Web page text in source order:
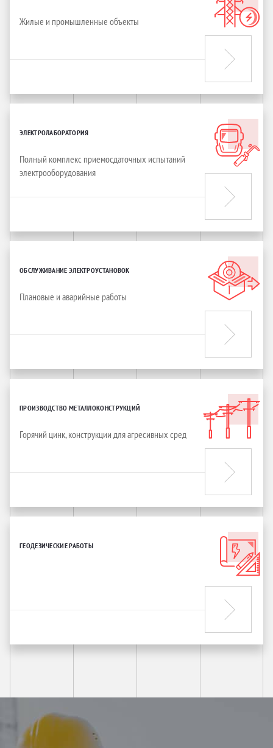
Жилые и промышленные объекты
ЭЛЕКТРОЛАБОРАТОРИЯ
Полный комплекс приемосдаточных испытаний
электрооборудования
ОБСЛУЖИВАНИЕ ЭЛЕКТРОУСТАНОВОК
Плановые и аварийные работы
ПРОИЗВОДСТВО МЕТАЛЛОКОНСТРУКЦИЙ
Горячий цинк, конструкции для агресивных сред
ГЕОДЕЗИЧЕСКИЕ РАБОТЫ